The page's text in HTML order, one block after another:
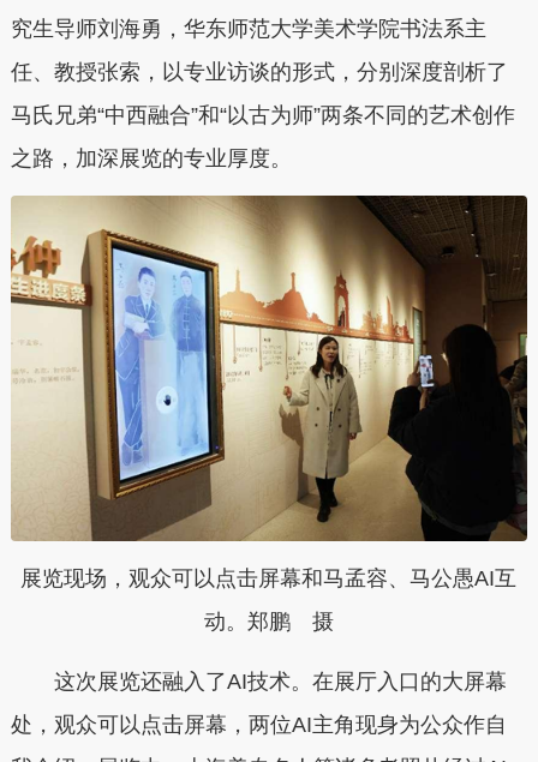
究生导师刘海勇，华东师范大学美术学院书法系主
任、教授张索，以专业访谈的形式，分别深度剖析了
马氏兄弟“中西融合”和“以古为师”两条不同的艺术创作
之路，加深展览的专业厚度。
展览现场，观众可以点击屏幕和马孟容、马公愚AI互
动。郑鹏 摄
这次展览还融入了AI技术。在展厅入口的大屏幕
处，观众可以点击屏幕，两位AI主角现身为公众作自